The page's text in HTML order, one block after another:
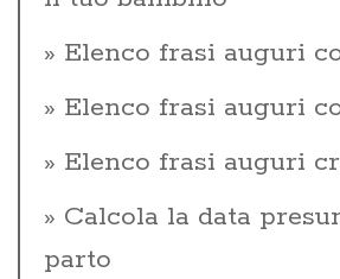
Elenco frasi auguri
Elenco frasi auguri
Elenco frasi auguri
Calcola la data
parto